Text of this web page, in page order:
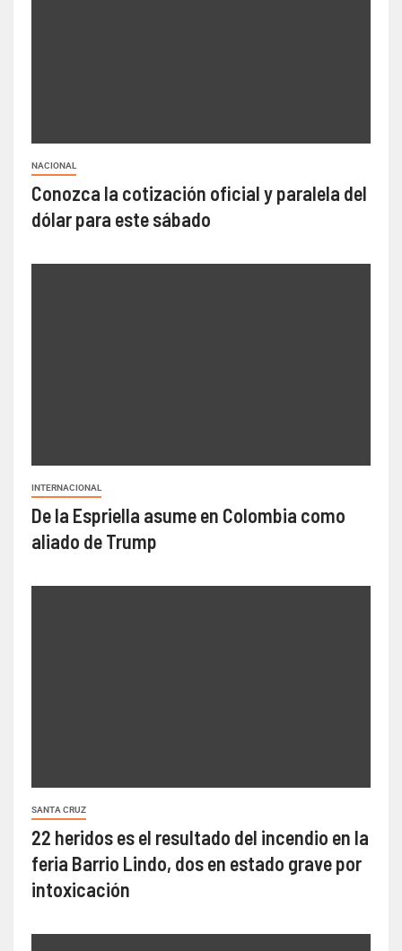
NACIONAL
Conozca la cotización oficial y paralela del
dólar para este sábado
INTERNACIONAL
De la Espriella asume en Colombia como
aliado de Trump
SANTA CRUZ
22 heridos es el resultado del incendio en la
feria Barrio Lindo, dos en estado grave por
intoxicación